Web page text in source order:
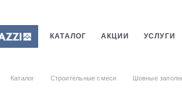
КАТАЛОГ АКЦИИ УСЛУГИ
Каталог Строительные смеси Шовные